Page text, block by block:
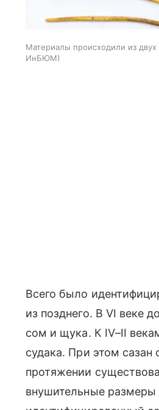
Материалы происходили из двух
ИнБЮМ
Всего было
из позднего. В VI веке
сом и щука. К IV–II
судака. При этом
протяжении
внушительные